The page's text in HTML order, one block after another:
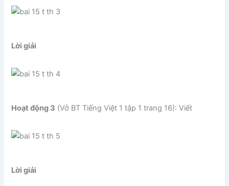
Lời giải
Hoạt động 3 (Vở BT Tiếng Việt 1 tập 1 trang 16): Viết
Lời giải